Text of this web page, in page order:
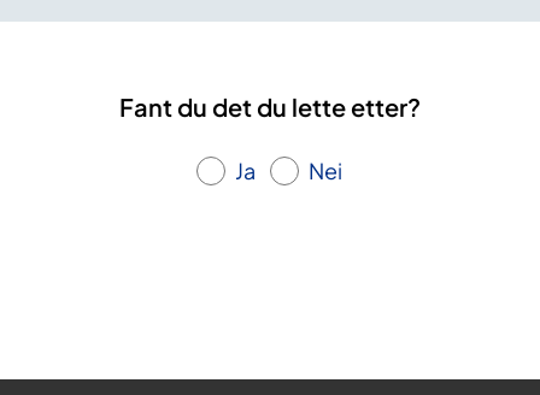
Fant du det du lette etter?
Ja Nei